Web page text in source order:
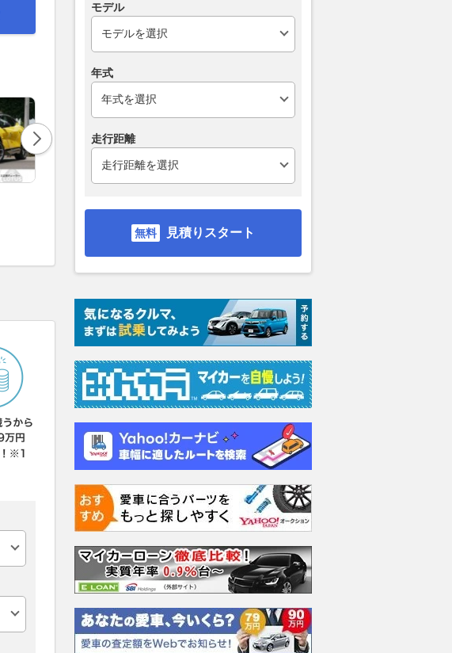
1171.1万円
支払総額
モデル
年式
走行距離
見積りスタート